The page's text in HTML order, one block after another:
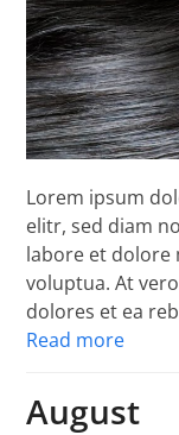
Lorem ipsum
elitr, sed diam
labore et dolore
voluptua. At
dolores et ea
Read more
August